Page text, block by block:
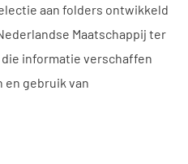
aan folders ontwikkeld
Maatschappij ter
informatie verschaffen
en gebruik van